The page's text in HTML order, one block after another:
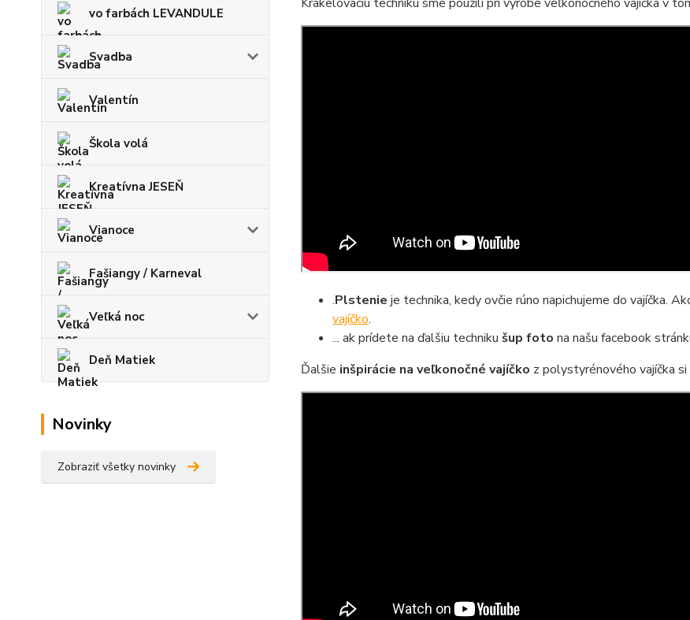
vo farbách LEVANDULE
Svadba
Valentín
Škola volá
Kreatívna JESEŇ
Vianoce
Fašiangy / Karneval
Veľká noc
Deň Matiek
Novinky
Zobraziť všetky novinky
.Plstenie je technika, kedy ovčie rúno napichujeme do vajíčka.
vajíčko.
... ak prídete na ďalšiu techniku šup foto na našu facebook
Ďalšie inšpirácie na veľkonočné vajíčko z polystyrénového vajíčka